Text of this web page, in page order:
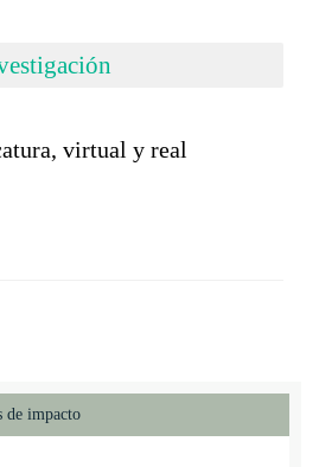
virtual y real
de impacto